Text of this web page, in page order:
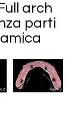
arch
parti